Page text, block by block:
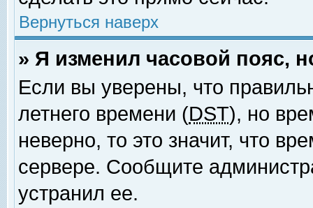
Вернуться наверх
» Я изменил часовой пояс,
Если вы уверены, что
летнего времени (DST), но
неверно, то это значит, что
сервере. Сообщите
устранил ее.